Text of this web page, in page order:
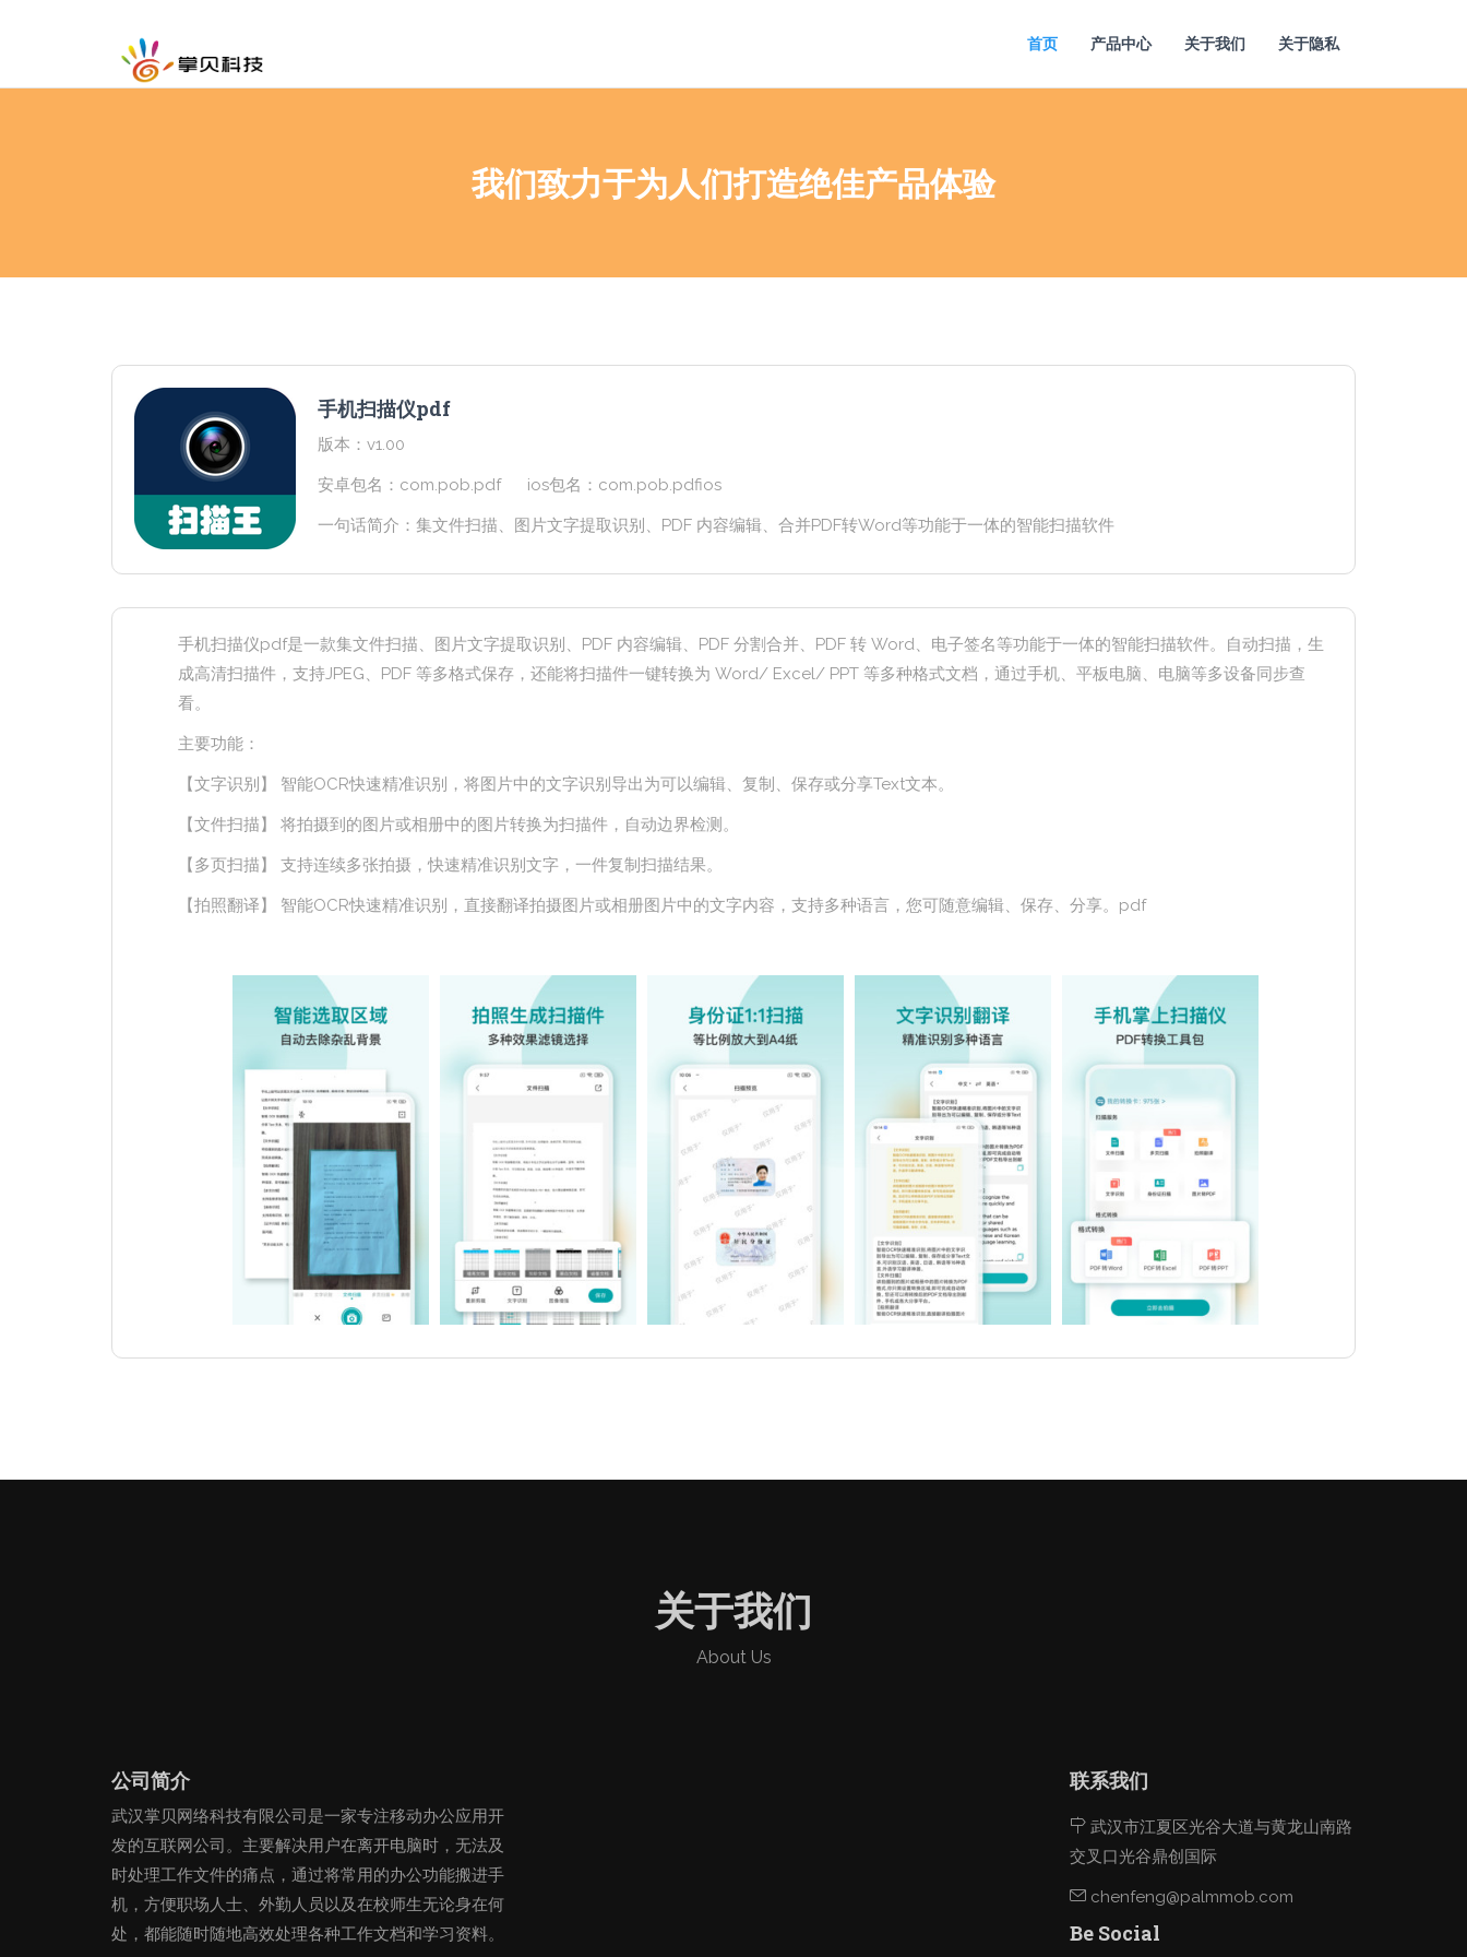
首页 产品中心 关于我们 关于隐私
我们致力于为人们打造绝佳产品体验
手机扫描仪pdf
版本：v1.00
安卓包名：com.pob.pdf ios包名：com.pob.pdfios
一句话简介：集文件扫描、图片文字提取识别、PDF 内容编辑、合并PDF转Word等功能于一体的智能扫描软件
手机扫描仪pdf是一款集文件扫描、图片文字提取识别、PDF 内容编辑、PDF 分割合并、PDF 转 Word、电子签名等功能于一体的智能扫描软件。自动扫描，生
成高清扫描件，支持JPEG、PDF 等多格式保存，还能将扫描件一键转换为 Word/ Excel/ PPT 等多种格式文档，通过手机、平板电脑、电脑等多设备同步查
看。
主要功能：
【文字识别】 智能OCR快速精准识别，将图片中的文字识别导出为可以编辑、复制、保存或分享Text文本。
【文件扫描】 将拍摄到的图片或相册中的图片转换为扫描件，自动边界检测。
【多页扫描】 支持连续多张拍摄，快速精准识别文字，一件复制扫描结果。
【拍照翻译】 智能OCR快速精准识别，直接翻译拍摄图片或相册图片中的文字内容，支持多种语言，您可随意编辑、保存、分享。pdf
关于我们
About Us
公司简介
武汉掌贝网络科技有限公司是一家专注移动办公应用开
发的互联网公司。主要解决用户在离开电脑时，无法及
时处理工作文件的痛点，通过将常用的办公功能搬进手
机，方便职场人士、外勤人员以及在校师生无论身在何
处，都能随时随地高效处理各种工作文档和学习资料。
联系我们
武汉市江夏区光谷大道与黄龙山南路
交叉口光谷鼎创国际
chenfeng@palmmob.com
Be Social